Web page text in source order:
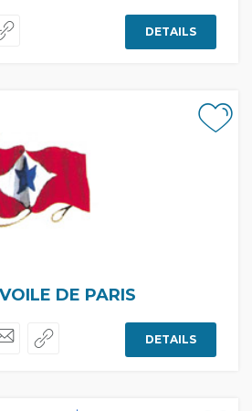
DETAILS
DE PARIS
DETAILS